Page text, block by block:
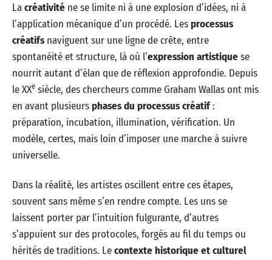
Lacréativité ne se limite ni à une explosion d’idées, ni à
l’application mécanique d’un procédé. Lesprocessus
créatifsnaviguent sur une ligne de crête, entre
spontanéité et structure, là où l’expression artistiquese
nourrit autant d’élan que de réflexion approfondie. Depuis
le XXe siècle, des chercheurs comme Graham Wallas ont mis
en avant plusieursphases du processus créatif:
préparation, incubation, illumination, vérification. Un
modèle, certes, mais loin d’imposer une marche à suivre
universelle.
Dans la réalité, les artistes oscillent entre ces étapes,
souvent sans même s’en rendre compte. Les uns se
laissent porter par l’intuition fulgurante, d’autres
s’appuient sur des protocoles, forgés au fil du temps ou
hérités de traditions. Lecontexte historique et culturel